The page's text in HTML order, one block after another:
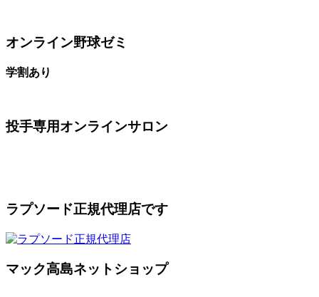
オンライン野球ゼミ
学割あり
投手専用オンラインサロン
ラプソード正規代理店です
マック高島ネットショップ